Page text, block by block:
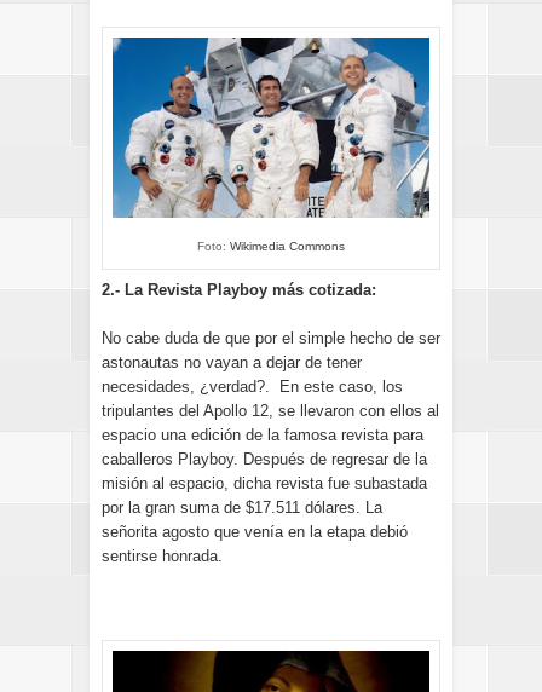
Foto: Wikimedia Commons
2.- La Revista Playboy más cotizada:
No cabe duda de que por el simple hecho de ser
astonautas no vayan a dejar de tener
necesidades, ¿verdad?. En este caso, los
tripulantes del Apollo 12, se llevaron con ellos al
espacio una edición de la famosa revista para
caballeros Playboy. Después de regresar de la
misión al espacio, dicha revista fue subastada
por la gran suma de $17.511 dólares. La
señorita agosto que venía en la etapa debió
sentirse honrada.